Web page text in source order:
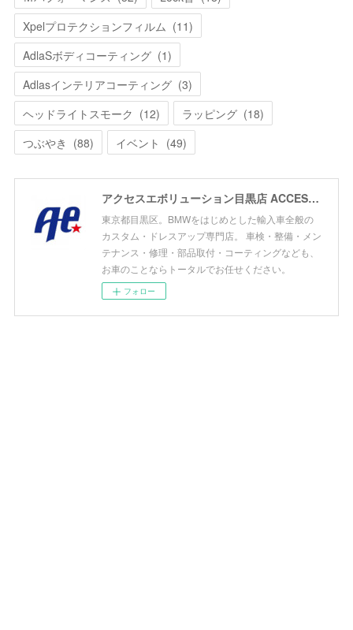
Xpelプロテクションフィルム (11)
AdlaSボディコーティング (1)
Adlasインテリアコーティング (3)
ヘッドライトスモーク (12) ラッピング (18)
つぶやき (88) イベント (49)
アクセスエボリューション目黒店 ACCESS EVOLUTION MEGURO
東京都目黒区。BMWをはじめとした輸入車全般の
カスタム・ドレスアップ専門店。 車検・整備・メン
テナンス・修理・部品取付・コーティングなども、
お車のことならトータルでお任せください。
フォロー